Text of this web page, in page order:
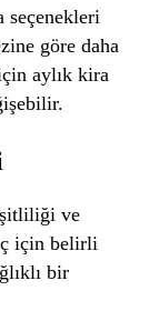
seçenekleri
göre daha
aylık kira
ve
için belirli
bir